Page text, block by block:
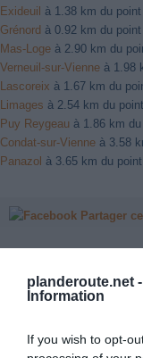
planderoute.net -
Information
If you wish to opt-
Exideuil à 1.38 km du
Grénord à 0.92 km du
Mas-Loge à 2.90 km du
Verneuil-sur-Vienne à 1.98
Lascoreix à 1.67 km du
Limages à 2.54 km du
Puy Reygeau à 1.86 km
Condat-sur-Vienne à 3.58
Panazol à 3.65 km du